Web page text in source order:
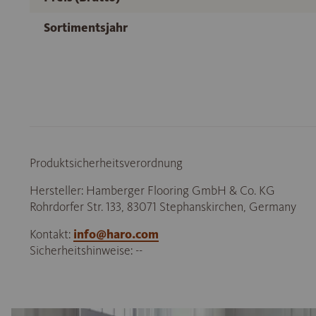
Sortimentsjahr
Produktsicherheitsverordnung
Hersteller: Hamberger Flooring GmbH & Co. KG
Rohrdorfer Str. 133, 83071 Stephanskirchen, Germany
Kontakt: info@haro.com
Sicherheitshinweise: --